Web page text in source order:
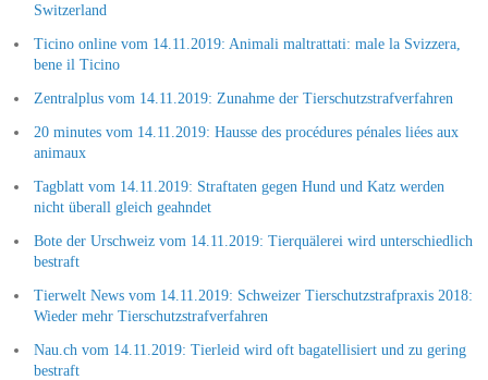
Switzerland
Ticino online vom 14.11.2019: Animali maltrattati: male la Svizzera,
bene il Ticino
Zentralplus vom 14.11.2019: Zunahme der Tierschutzstrafverfahren
20 minutes vom 14.11.2019: Hausse des procédures pénales liées aux
animaux
Tagblatt vom 14.11.2019: Straftaten gegen Hund und Katz werden
nicht überall gleich geahndet
Bote der Urschweiz vom 14.11.2019: Tierquälerei wird unterschiedlich
bestraft
Tierwelt News vom 14.11.2019: Schweizer Tierschutzstrafpraxis 2018:
Wieder mehr Tierschutzstrafverfahren
Nau.ch vom 14.11.2019: Tierleid wird oft bagatellisiert und zu gering
bestraft